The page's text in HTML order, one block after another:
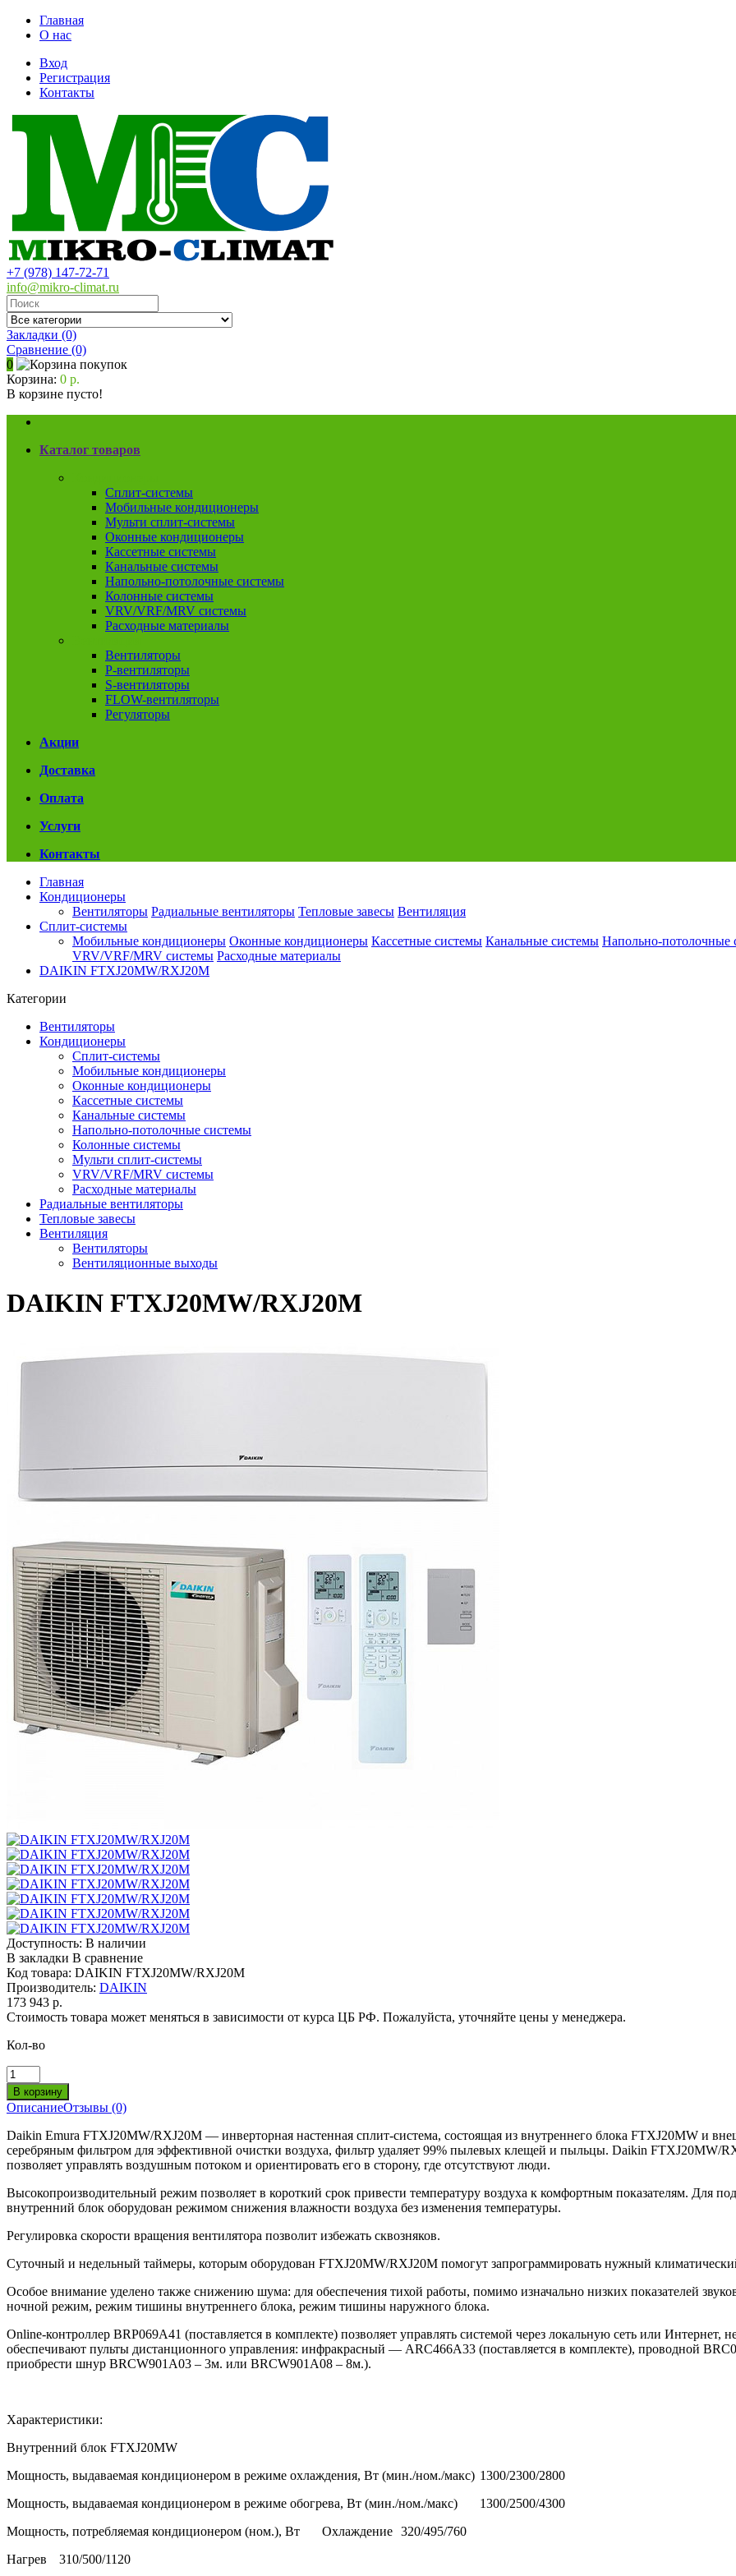
Главная
О нас
Вход
Регистрация
Контакты
+7 (978) 147-72-71
info@mikro-climat.ru
Закладки (0)
Сравнение (0)
0
Корзина: 0 р.
В корзине пусто!
Каталог товаров
Сплит-системы
Мобильные кондиционеры
Мульти сплит-системы
Оконные кондиционеры
Кассетные системы
Канальные системы
Напольно-потолочные системы
Колонные системы
VRV/VRF/MRV системы
Расходные материалы
Вентиляторы
P-вентиляторы
S-вентиляторы
FLOW-вентиляторы
Регуляторы
Акции
Доставка
Оплата
Услуги
Контакты
Главная
Кондиционеры
Вентиляторы Радиальные вентиляторы Тепловые завесы Вентиляция
Сплит-системы
Мобильные кондиционеры Оконные кондиционеры Кассетные системы Канальные системы Напольно-потолочные
VRV/VRF/MRV системы Расходные материалы
DAIKIN FTXJ20MW/RXJ20M
Категории
Вентиляторы
Кондиционеры
Сплит-системы
Мобильные кондиционеры
Оконные кондиционеры
Кассетные системы
Канальные системы
Напольно-потолочные системы
Колонные системы
Мульти сплит-системы
VRV/VRF/MRV системы
Расходные материалы
Радиальные вентиляторы
Тепловые завесы
Вентиляция
Вентиляторы
Вентиляционные выходы
DAIKIN FTXJ20MW/RXJ20M
Доступность: В наличии
В закладки В сравнение
Код товара: DAIKIN FTXJ20MW/RXJ20M
Производитель: DAIKIN
173 943 р.
Стоимость товара может меняться в зависимости от курса ЦБ РФ. Пожалуйста, уточняйте цены у менеджера.
Кол-во
ОписаниеОтзывы (0)
Daikin Emura FTXJ20MW/RXJ20M — инверторная настенная сплит-система, состоящая из внутреннего блока FTXJ20MW и
серебряным фильтром для эффективной очистки воздуха, фильтр удаляет 99% пылевых клещей и пыльцы. Daikin FTXJ20MW/
позволяет управлять воздушным потоком и ориентировать его в сторону, где отсутствуют люди.
Высокопроизводительный режим позволяет в короткий срок привести температуру воздуха к комфортным показателям. Для
внутренний блок оборудован режимом снижения влажности воздуха без изменения температуры.
Регулировка скорости вращения вентилятора позволит избежать сквозняков.
Суточный и недельный таймеры, которым оборудован FTXJ20MW/RXJ20M помогут запрограммировать нужный
Особое внимание уделено также снижению шума: для обеспечения тихой работы, помимо изначально низких показателей
ночной режим, режим тишины внутреннего блока, режим тишины наружного блока.
Online-контроллер BRP069A41 (поставляется в комплекте) позволяет управлять системой через локальную сеть или
обеспечивают пульты дистанционного управления: инфракрасный — ARC466A33 (поставляется в комплекте), проводной
приобрести шнур BRCW901A03 – 3м. или BRCW901A08 – 8м.).
Характеристики:
Внутренний блок FTXJ20MW
Мощность, выдаваемая кондиционером в режиме охлаждения, Вт (мин./ном./макс) 1300/2300/2800
Мощность, выдаваемая кондиционером в режиме обогрева, Вт (мин./ном./макс)
1300/2500/4300
Мощность, потребляемая кондиционером (ном.), Вт
Охлаждение 320/495/760
Нагрев
310/500/1120